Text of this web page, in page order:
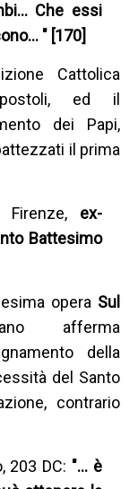
Che essi
" [170]
Cattolica
ed il
dei Papi,
il prima
Firenze, ex-
Battesimo
opera Sul
afferma
della
del Santo
contrario
203 DC: "… è